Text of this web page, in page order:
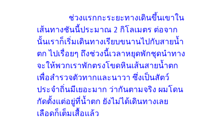
ช่วงแรกกะระยะทางเดินขึ้นเขาใน
เส้นทางชันนี้ประมาณ 2 กิโลเมตร ต่อจาก
นั้นเราก็เริ่มเดินทางเรียบขนานไปกับสายน้ำ
ตก ไปเรื่อยๆ ถึงช่วงนี้เวลาหยุดพักชุดนำทาง
จะให้พวกเราพักตรงโขดหินเส้นสายน้ำตก
เพื่อสำรวจตัวทากและนาวา ซึ่งเป็นสัตว์
ประจำถิ่นมีเยอะมาก ว่ากันตามจริง ผมโดน
กัดตั้งแต่อยู่ที่น้ำตก ยังไม่ได้เดินทางเลย
เลือดก็เต็มเสื้อแล้ว